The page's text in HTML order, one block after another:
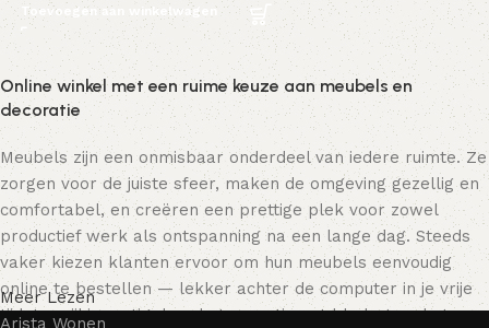
Toevoegen aan winkelwagen
Online winkel met een ruime keuze aan meubels en
decoratie
Meubels zijn een onmisbaar onderdeel van iedere ruimte. Ze
zorgen voor de juiste sfeer, maken de omgeving gezellig en
comfortabel, en creëren een prettige plek voor zowel
productief werk als ontspanning na een lange dag. Steeds
vaker kiezen klanten ervoor om hun meubels eenvoudig
online te bestellen — lekker achter de computer in je vrije
tijd, terwijl je rustig door het assortiment bladert en het
Meer Lezen
Arista Wonen